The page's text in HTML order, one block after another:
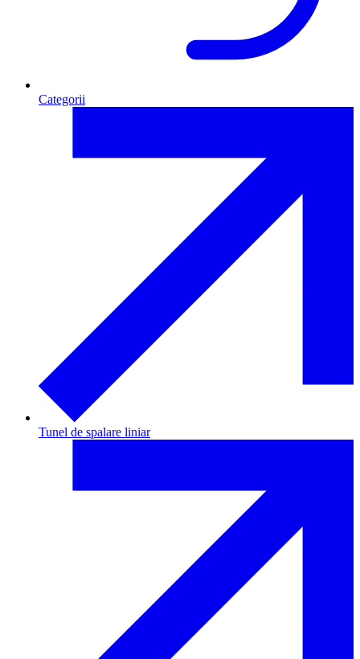
Categorii
Tunel de spalare liniar